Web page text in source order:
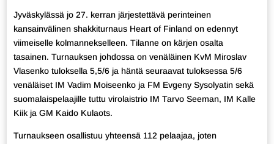
Jyväskylässä jo 27. kerran järjestettävä perinteinen
kansainvälinen shakkiturnaus Heart of Finland on edennyt
viimeiselle kolmannekselleen. Tilanne on kärjen osalta
tasainen. Turnauksen johdossa on venäläinen KvM Miroslav
Vlasenko tuloksella 5,5/6 ja häntä seuraavat tuloksessa 5/6
venäläiset IM Vadim Moiseenko ja FM Evgeny Sysolyatin sekä
suomalaispelaajille tuttu virolaistrio IM Tarvo Seeman, IM Kalle
Kiik ja GM Kaido Kulaots.
Turnaukseen osallistuu yhteensä 112 pelaajaa, joten